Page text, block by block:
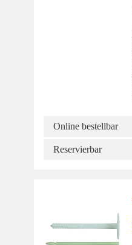
Online bestellbar
Reservierbar